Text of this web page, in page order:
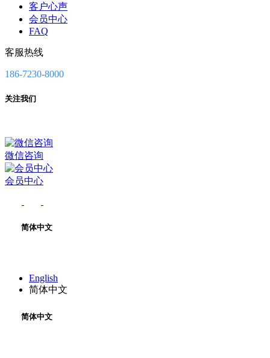
客户心声
会员中心
FAQ
客服热线
186-7230-8000
关注我们
微信咨询
会员中心
简体中文
English
简体中文
简体中文